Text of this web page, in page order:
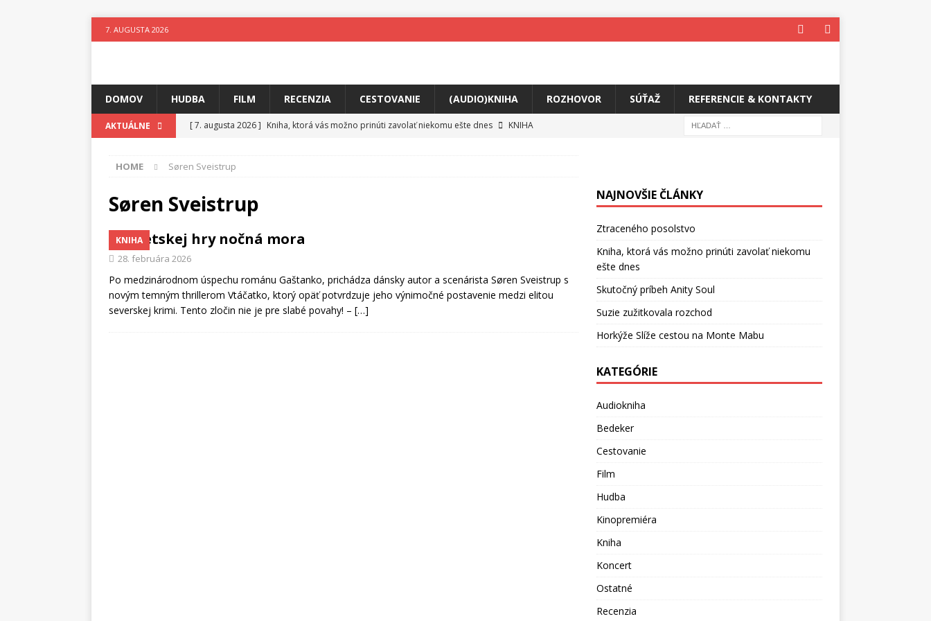
7. AUGUSTA 2026
DOMOV HUDBA FILM RECENZIA CESTOVANIE (AUDIO)KNIHA ROZHOVOR SÚŤAŽ REFERENCIE & KONTAKTY
AKTUÁLNE [ 7. augusta 2026 ] Kniha, ktorá vás možno prinúti zavolať niekomu ešte dnes
KNIHA
[ 5. augusta 2026 ]
[ 4. augusta 2026 ]
[ 3. augusta 2026 ]
[ 3. augusta 2026 ] Fantastický svet plný tajomstiev
HOME Søren Sveistrup
Søren Sveistrup
KNIHA
Z detskej hry nočná mora
28. februára 2026
Po medzinárodnom úspechu románu Gaštanko, prichádza dánsky autor a scenárista Søren Sveistrup s
novým temným thrillerom Vtáčatko, ktorý opäť potvrdzuje jeho výnimočné postavenie medzi elitou
severskej krimi. Tento zločin nie je pre slabé povahy! – […]
NAJNOVŠIE ČLÁNKY
Ztraceného posolstvo
Kniha, ktorá vás možno prinúti zavolať niekomu
ešte dnes
Skutočný príbeh Anity Soul
Suzie zužitkovala rozchod
Horkýže Slíže cestou na Monte Mabu
KATEGÓRIE
Audiokniha
Bedeker
Cestovanie
Film
Hudba
Kinopremiéra
Kniha
Koncert
Ostatné
Recenzia